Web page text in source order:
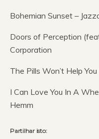
Bohemian Sunset –
Doors of Perception
Corporation
The Pills Won’t Help
I Can Love You In A
Hemm
Partilhar isto: